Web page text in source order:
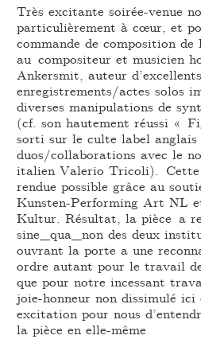
Très excitante soirée-venue
particulièrement à cœur, et
commande de composition de
au compositeur et musicien
Ankersmit, auteur d’excellents
enregistrements/actes solos
diverses manipulations de
(cf. son hautement réussi «
sorti sur le culte label anglais
duos/collaborations avec le
italien Valerio Tricoli). Cette
rendue possible grâce au
Kunsten-Performing Art NL
Kultur. Résultat, la pièce a
sine_qua_non des deux
ouvrant la porte a une
ordre autant pour le travail
que pour notre incessant
joie-honneur non dissimulé
excitation pour nous
la pièce en elle-même